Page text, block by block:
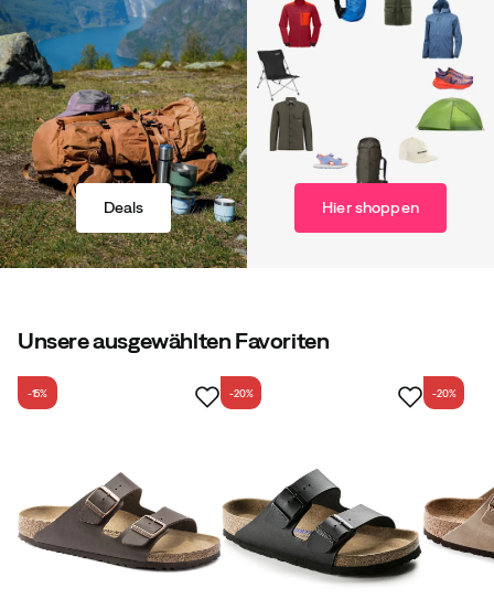
Deals Hier shoppen
Unsere ausgewählten Favoriten
-15% -20% -20%